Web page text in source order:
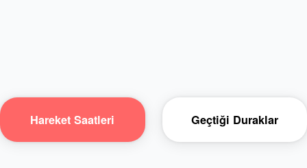
Hareket Saatleri Geçtiği Duraklar